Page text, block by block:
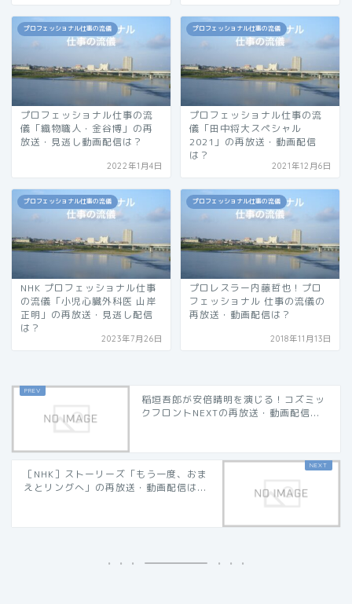
プロフェッショナル仕事の流儀
プロフェッショナル仕事の流
儀「織物職人・金谷博」の再
放送・見逃し動画配信は？
2022年1月4日
プロフェッショナル仕事の流儀
プロフェッショナル仕事の流
儀「田中将大スペシャル
2021」の再放送・動画配信
は？
2021年12月6日
プロフェッショナル仕事の流儀
NHK プロフェッショナル仕事
の流儀「小児心臓外科医 山岸
正明」の再放送・見逃し配信
は？
2023年7月26日
プロフェッショナル仕事の流儀
プロレスラー内藤哲也！プロ
フェッショナル 仕事の流儀の
再放送・動画配信は？
2018年11月13日
稲垣吾郎が安倍晴明を演じる！コズミッ
クフロントNEXTの再放送・動画配信...
［NHK］ストーリーズ「もう一度、おま
えとリングへ」の再放送・動画配信は...